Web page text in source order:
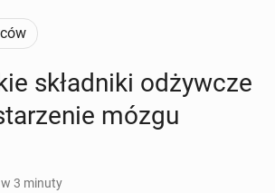
skład­ni­ki od­żyw­cze
mózgu
3 minuty